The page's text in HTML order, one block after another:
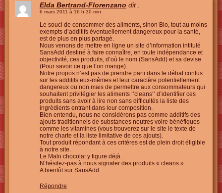
Elda Bertrand-Florenzano dit :
6 mars 2011 à 16 h 30 min
Le souci de consommer des aliments, sinon Bio, tout au moins
exempts d’additifs éventuellement dangereux pour la santé,
est de plus en plus partagé.
Nous venons de mettre en ligne un site d’information intitulé
SansAdd destiné à faire connaître, en toute indépendance et
objectivité, ces produits, d’où le nom (SansAdd) et sa devise
(Pour savoir ce que l’on mange).
Notre propos n’est pas de prendre parti dans le débat confus
sur les additifs eux-mêmes et leur caractère potentiellement
dangereux ou non mais de permettre aux consommateurs qui
souhaitent privilégier les aliments ‘’cleans‘’ d’identifier ces
produits sans avoir à lire non sans difficultés la liste des
ingrédients entrant dans leur composition.
Bien entendu, nous ne considérons pas comme additifs des
ajouts traditionnels de substances neutres voire bénéfiques
comme les vitamines (vous trouverez sur le site le texte de
notre charte et la liste limitative de ces ajouts).
Tout produit répondant à ces critères est de plein droit éligible
à notre site.
Le Malo chocolat y figure déjà.
N’hésitez-pas à nous signaler des produits « cleans ».
A bientôt sur SansAdd
Répondre